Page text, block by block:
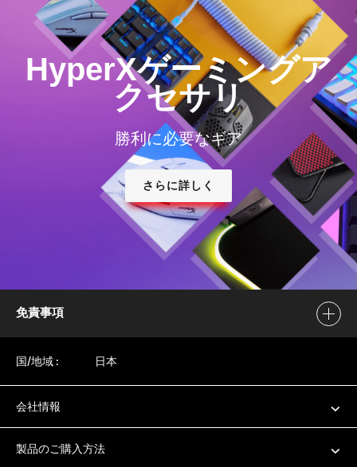
HyperXゲーミングア
クセサリ
勝利に必要なギア
さらに詳しく
免責事項
国/地域 : 日本
会社情報
製品のご購入方法